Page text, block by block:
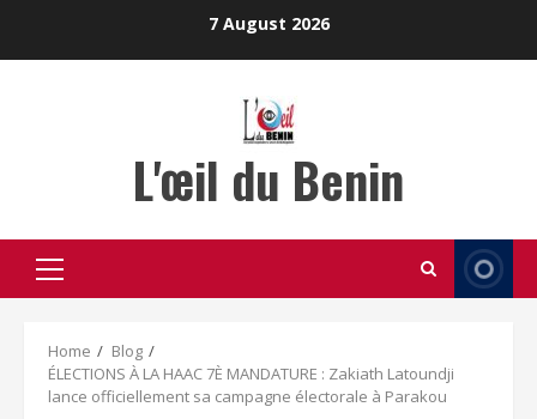
7 August 2026
L'œil du Benin
Primary
Menu
Home
Blog
ÉLECTIONS À LA HAAC 7È MANDATURE : Zakiath Latoundji
lance officiellement sa campagne électorale à Parakou